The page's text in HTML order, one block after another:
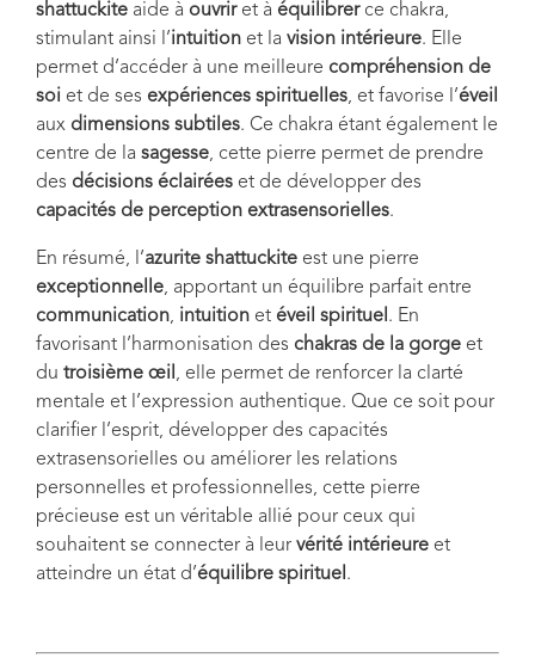
shattuckite aide à ouvriret à équilibrerce chakra,
stimulant ainsi l’intuition et la vision intérieure. Elle
permet d’accéder à une meilleure compréhension de
soi et de ses expériences spirituelles, et favorise l’éveil
aux dimensions subtiles. Ce chakra étant également le
centre de la sagesse, cette pierre permet de prendre
des décisions éclairées et de développer des
capacités de perception extrasensorielles.
En résumé, l’azurite shattuckite est une pierre
exceptionnelle, apportant un équilibre parfait entre
communication, intuition et éveil spirituel . En
favorisant l’harmonisation des chakras de la gorge et
du troisième œil , elle permet de renforcer la clarté
mentale et l’expression authentique. Que ce soit pour
clarifier l’esprit, développer des capacités
extrasensorielles ou améliorer les relations
personnelles et professionnelles, cette pierre
précieuse est un véritable allié pour ceux qui
souhaitent se connecter à leur vérité intérieure et
atteindre un état d’équilibre spirituel .